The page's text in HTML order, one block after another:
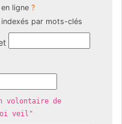
ligne ?
par mots-clés
volontaire de
veil"